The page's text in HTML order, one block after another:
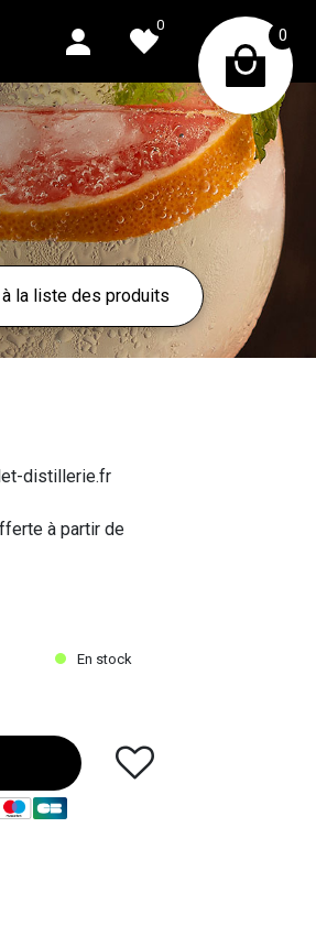
0
0
à la liste des produits
distillerie.fr
à partir de
En stock